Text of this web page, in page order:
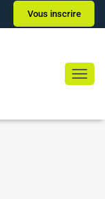
Vous inscrire